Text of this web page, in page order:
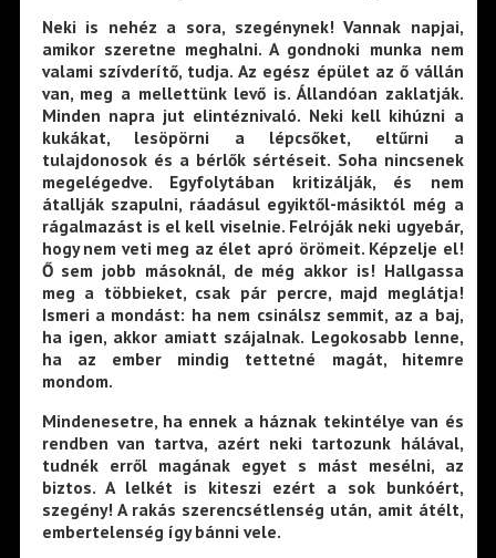
Neki is nehéz a sora, szegénynek! Vannak napjai,
amikor szeretne meghalni. A gondnoki munka nem
valami szívderítő, tudja. Az egész épület az ő vállán
van, meg a mellettünk levő is. Állandóan zaklatják.
Minden napra jut elintéznivaló. Neki kell kihúzni a
kukákat, lesöpörni a lépcsőket, eltűrni a
tulajdonosok és a bérlők sértéseit. Soha nincsenek
megelégedve. Egyfolytában kritizálják, és nem
átallják szapulni, ráadásul egyiktől-másiktól még a
rágalmazást is el kell viselnie. Felróják neki ugyebár,
hogy nem veti meg az élet apró örömeit. Képzelje el!
Ő sem jobb másoknál, de még akkor is! Hallgassa
meg a többieket, csak pár percre, majd meglátja!
Ismeri a mondást: ha nem csinálsz semmit, az a baj,
ha igen, akkor amiatt szájalnak. Legokosabb lenne,
ha az ember mindig tettetné magát, hitemre
mondom.
Mindenesetre, ha ennek a háznak tekintélye van és
rendben van tartva, azért neki tartozunk hálával,
tudnék erről magának egyet s mást mesélni, az
biztos. A lelkét is kiteszi ezért a sok bunkóért,
szegény! A rakás szerencsétlenség után, amit átélt,
embertelenség így bánni vele.